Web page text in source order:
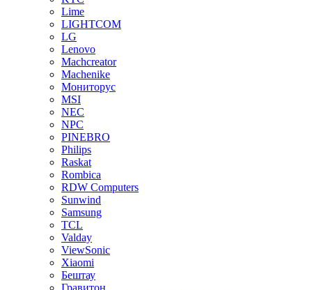
Lime
LIGHTCOM
LG
Lenovo
Machcreator
Machenike
Мониторус
MSI
NEC
NPC
PINEBRO
Philips
Raskat
Rombica
RDW Computers
Sunwind
Samsung
TCL
Valday
ViewSonic
Xiaomi
Бештау